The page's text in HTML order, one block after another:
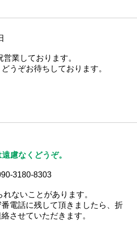
業しております。
うぞお待ちしております。
慮なくどうぞ。
3180-8303
ないことがあります。
電話に残して頂きましたら、折
させていただきます。